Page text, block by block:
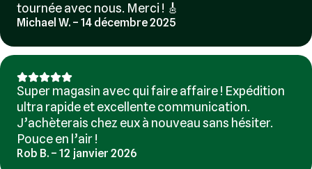
tournée avec nous. Merci ! 🎸
Michael W. – 14 décembre 2025
Super magasin avec qui faire affaire ! Expédition
ultra rapide et excellente communication.
J’achèterais chez eux à nouveau sans hésiter.
Pouce en l’air !
Rob B. – 12 janvier 2026